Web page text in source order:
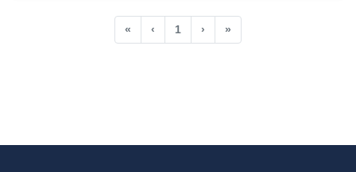
« ‹ 1 › »